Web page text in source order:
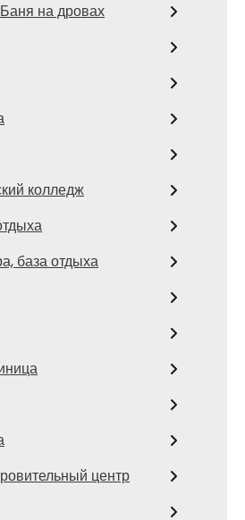
на дровах
колледж
база отдыха
центр